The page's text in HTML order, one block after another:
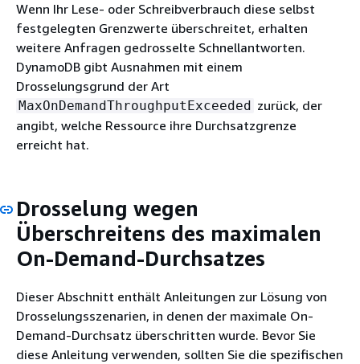
Wenn Ihr Lese- oder Schreibverbrauch diese selbst
festgelegten Grenzwerte überschreitet, erhalten
weitere Anfragen gedrosselte Schnellantworten.
DynamoDB gibt Ausnahmen mit einem
Drosselungsgrund der Art
MaxOnDemandThroughputExceeded zurück, der
angibt, welche Ressource ihre Durchsatzgrenze
erreicht hat.
Drosselung wegen
Überschreitens des maximalen
On-Demand-Durchsatzes
Dieser Abschnitt enthält Anleitungen zur Lösung von
Drosselungsszenarien, in denen der maximale On-
Demand-Durchsatz überschritten wurde. Bevor Sie
diese Anleitung verwenden, sollten Sie die spezifischen